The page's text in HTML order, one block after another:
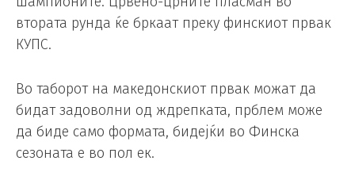
втората рунда ќе бркаат преку финскиот првак
КУПС.
Во таборот на македонскиот првак можат да
бидат задоволни од ждрепката, прблем може
да биде само формата, бидејќи во Финска
сезоната е во пол ек.